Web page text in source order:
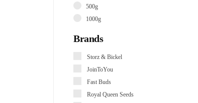
500g
1000g
Brands
Storz & Bickel
JoinToYou
Fast Buds
Royal Queen Seeds